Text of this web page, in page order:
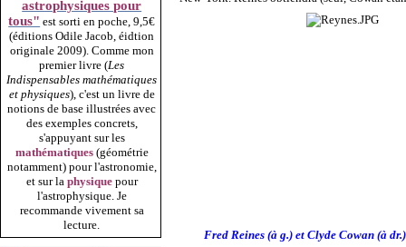
astrophysiques pour
tous" est sorti en poche, 9,5€
(éditions Odile Jacob, éidtion
originale 2009). Comme mon
premier livre (Les
Indispensables mathématiques
et physiques), c'est un livre de
notions de base illustrées avec
des exemples concrets,
s'appuyant sur les
mathématiques(géométrie
notamment) pour l'astronomie,
et sur la physiquepour
l'astrophysique. Je
recommande vivement sa
lecture.
Fred Reines (à g.) et Clyde Cowan (à